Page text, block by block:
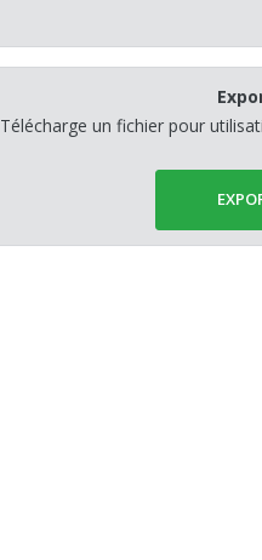
Télécharge un fichier pour